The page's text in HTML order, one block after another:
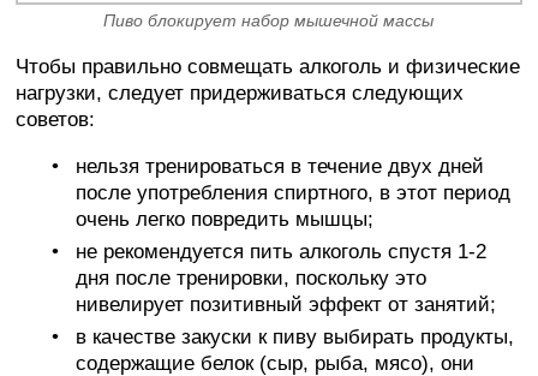
Пиво блокирует набор мышечной массы
Чтобы правильно совмещать алкоголь и физические
нагрузки, следует придерживаться следующих
советов:
нельзя тренироваться в течение двух дней
после употребления спиртного, в этот период
очень легко повредить мышцы;
не рекомендуется пить алкоголь спустя 1-2
дня после тренировки, поскольку это
нивелирует позитивный эффект от занятий;
в качестве закуски к пиву выбирать продукты,
содержащие белок (сыр, рыба, мясо), они